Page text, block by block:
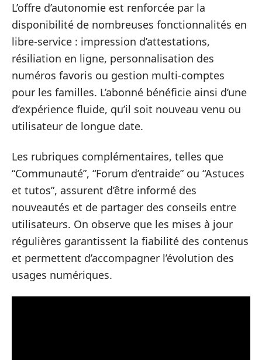
L’offre d’autonomie est renforcée par la
disponibilité de nombreuses fonctionnalités en
libre-service : impression d’attestations,
résiliation en ligne, personnalisation des
numéros favoris ou gestion multi-comptes
pour les familles. L’abonné bénéficie ainsi d’une
d’expérience fluide, qu’il soit nouveau venu ou
utilisateur de longue date.
Les rubriques complémentaires, telles que
“Communauté”, “Forum d’entraide” ou “Astuces
et tutos”, assurent d’être informé des
nouveautés et de partager des conseils entre
utilisateurs. On observe que les mises à jour
régulières garantissent la fiabilité des contenus
et permettent d’accompagner l’évolution des
usages numériques.